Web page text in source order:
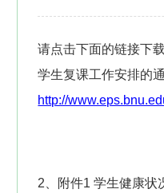
请点击下面的链接下
学生复课工作安排的
http://
2、附件1 学生健康状